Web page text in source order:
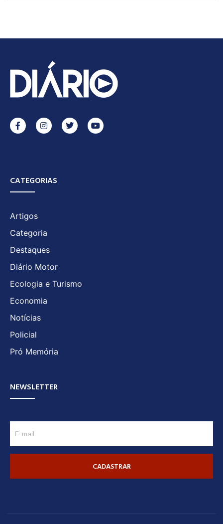
CATEGORIAS
Artigos
Categoria
Destaques
Diário Motor
Ecologia e Turismo
Economia
Notícias
Policial
Pró Memória
NEWSLETTER
CADASTRAR